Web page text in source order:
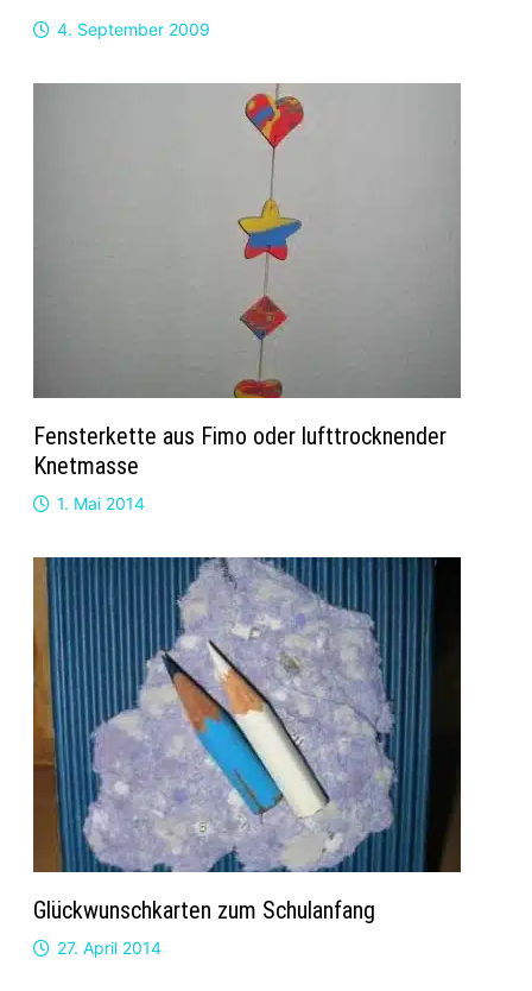
4. September 2009
Fensterkette aus Fimo oder lufttrocknender
Knetmasse
1. Mai 2014
Glückwunschkarten zum Schulanfang
27. April 2014